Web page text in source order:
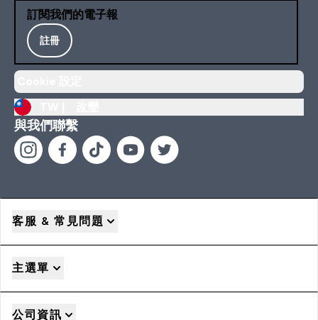
訂閱我們的電子報
註冊
與我們聯繫
客服 & 常見問題
主選單
公司資訊